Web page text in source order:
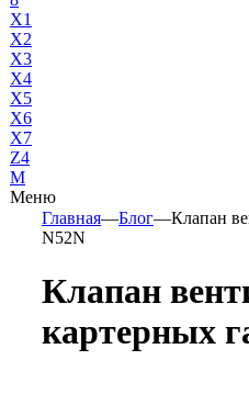
X1
X2
X3
X4
X5
X6
X7
Z4
М
Меню
Главная—Блог—Клапан
N52N
Клапан
картерных